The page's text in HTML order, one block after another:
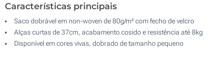
Características principais
Saco dobrável em non-woven de 80g/m² com fecho de velcro
Alças curtas de 37cm, acabamento cosido e resistência até 8kg
Disponível em cores vivas, dobrado de tamanho pequeno